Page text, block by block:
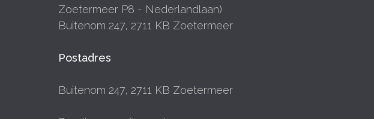
Zoetermeer P8 - Nederlandlaan)
Buitenom 247, 2711 KB Zoetermeer
Postadres
Buitenom 247, 2711 KB Zoetermeer